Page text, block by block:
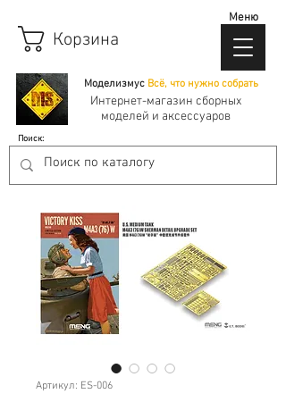
Моделизмус Всё, что нужно собрать
Корзина
Интернет-магазин сборных
моделей и аксессуаров
Поиск:
Меню
Артикул: ES-006